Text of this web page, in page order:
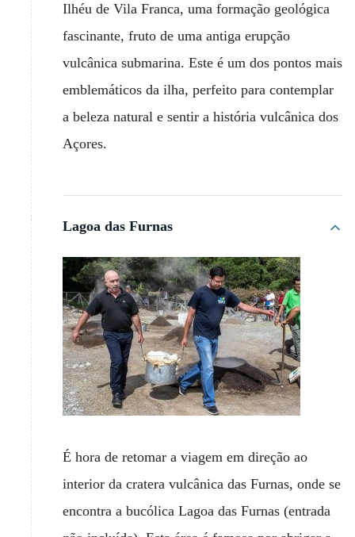
Ilhéu de Vila Franca, uma formação geológica
fascinante, fruto de uma antiga erupção
vulcânica submarina. Este é um dos pontos mais
emblemáticos da ilha, perfeito para contemplar
a beleza natural e sentir a história vulcânica dos
Açores.
Lagoa das Furnas
É hora de retomar a viagem em direção ao
interior da cratera vulcânica das Furnas, onde se
encontra a bucólica Lagoa das Furnas (entrada